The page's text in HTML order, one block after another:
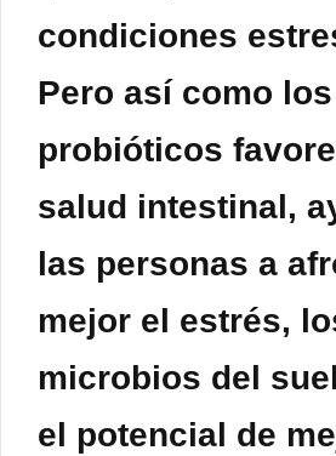
condiciones
Pero así como los
probióticos
salud intestinal,
las personas a
mejor el estrés,
microbios del
el potencial de